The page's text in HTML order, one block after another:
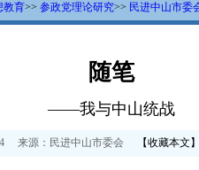
教育>> 参政党理论研究>> 民进中山市委
随笔
——我与中山统战
来源： 民进中山市委会 【收藏本文